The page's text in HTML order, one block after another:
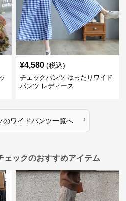
¥4,580 (税込)
チェックパンツ ゆったりワイド
パンツ レディース
のワイドパンツ一覧へ ›
ェックのおすすめアイテム